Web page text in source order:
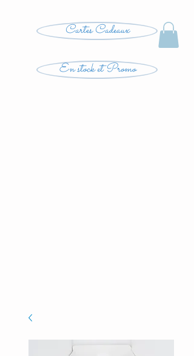
Cartes Cadeaux
En stock et Promo